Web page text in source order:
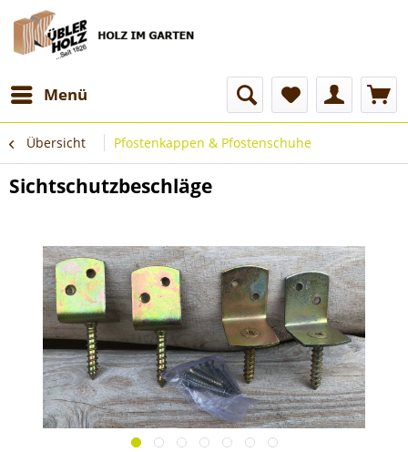
Menü
Übersicht Pfostenkappen & Pfostenschuhe
Sichtschutzbeschläge